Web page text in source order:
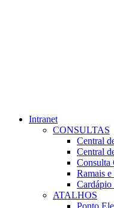
Intranet
CONSULTAS
Central
Central
Consulta
Ramais
ATALHOS
Ponto